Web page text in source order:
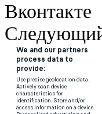
Вконтакте